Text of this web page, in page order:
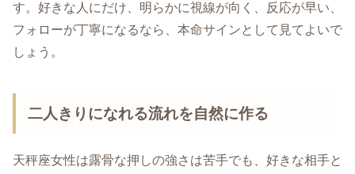
す。好きな人にだけ、明らかに視線が向く、反応が早い、
フォローが丁寧になるなら、本命サインとして見てよいで
しょう。
二人きりになれる流れを自然に作る
天秤座女性は露骨な押しの強さは苦手でも、好きな相手と